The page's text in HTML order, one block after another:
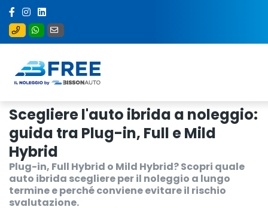
Scegliere l'auto ibrida a noleggio:
guida tra Plug-in, Full e Mild
Hybrid
Plug-in, Full Hybrid o Mild Hybrid? Scopri quale
auto ibrida scegliere per il noleggio a lungo
termine e perché conviene evitare il rischio
svalutazione.